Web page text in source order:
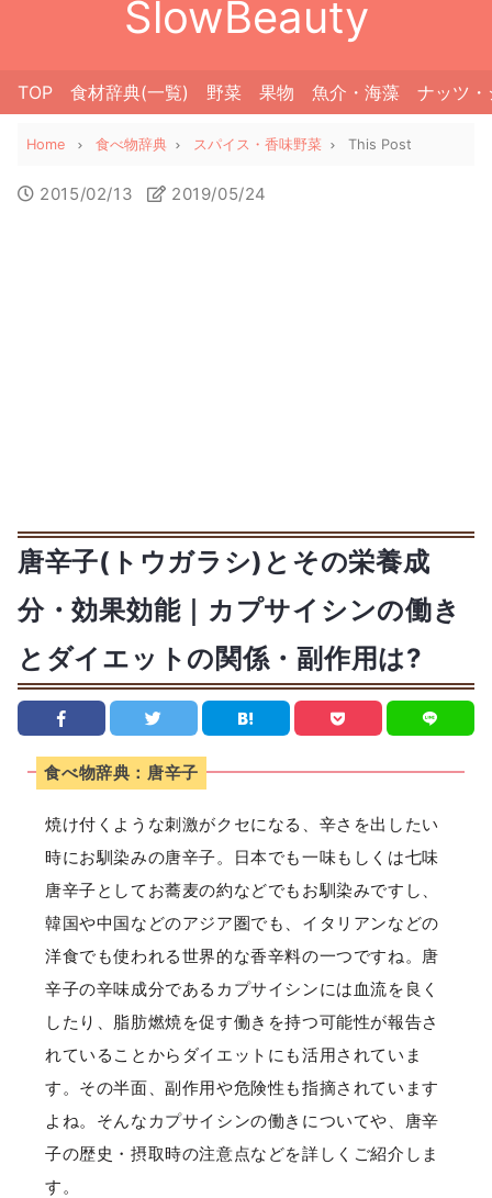
SlowBeauty
TOP 食材辞典(一覧) 野菜 果物 魚介・海藻 ナッツ
Home 食べ物辞典 スパイス・香味野菜 This Post
2015/02/13 2019/05/24
唐辛子(トウガラシ)とその栄養成
分・効果効能｜カプサイシンの働き
とダイエットの関係・副作用は?
食べ物辞典：唐辛子
焼け付くような刺激がクセになる、辛さを出したい
時にお馴染みの唐辛子。日本でも一味もしくは七味
唐辛子としてお蕎麦の約などでもお馴染みですし、
韓国や中国などのアジア圏でも、イタリアンなどの
洋食でも使われる世界的な香辛料の一つですね。唐
辛子の辛味成分であるカプサイシンには血流を良く
したり、脂肪燃焼を促す働きを持つ可能性が報告さ
れていることからダイエットにも活用されていま
す。その半面、副作用や危険性も指摘されています
よね。そんなカプサイシンの働きについてや、唐辛
子の歴史・摂取時の注意点などを詳しくご紹介しま
す。